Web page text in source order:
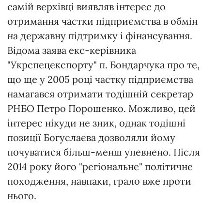
самій верхівці виявляв інтерес до
отримання частки підприємства в обмін
на державну підтримку і фінансування.
Відома заява екс-керівника
"Укрспецекспорту" п. Бондарчука про те,
що ще у 2005 році частку підприємства
намагався отримати тодішній секретар
РНБО Петро Порошенко. Можливо, цей
інтерес нікуди не зник, однак тодішні
позиції Богуслаєва дозволяли йому
почуватися більш-менш упевнено. Після
2014 року його "регіональне" політичне
походження, навпаки, грало вже проти
нього.